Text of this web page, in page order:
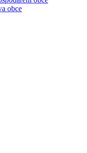
obce